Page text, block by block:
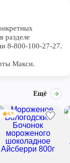
разделе
8-800-100-27-27.
Макси.
Ещё
4.9